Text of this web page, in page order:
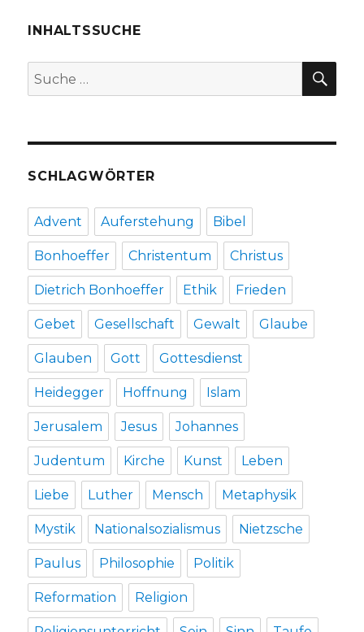
INHALTSSUCHE
Suche
nach:
SCHLAGWÖRTER
Advent Auferstehung Bibel
Bonhoeffer Christentum Christus
Dietrich Bonhoeffer Ethik Frieden
Gebet Gesellschaft Gewalt Glaube
Glauben Gott Gottesdienst
Heidegger Hoffnung Islam
Jerusalem Jesus Johannes
Judentum Kirche Kunst Leben
Liebe Luther Mensch Metaphysik
Mystik Nationalsozialismus Nietzsche
Paulus Philosophie Politik
Reformation Religion